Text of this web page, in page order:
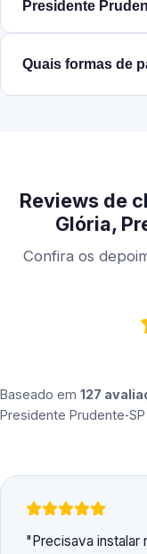
Presidente
Quais formas de
Reviews de
Glória,
Confira os
Baseado em 127
Presidente Prudente‑SP
Precisava instalar